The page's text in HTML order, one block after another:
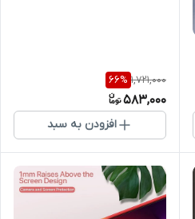
1,721,000
66%
583,000
افزودن به سبد